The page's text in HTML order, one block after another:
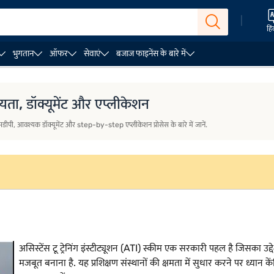
भुगतान ऑफर सेवाएं बजाज फाइनेंस के बारे में
डॉक्यूमेंट और एप्लीकेशन
आवश्यक डॉक्यूमेंट और step-by-step एप्लीकेशन प्रोसेस के बारे में जानें.
असिस्टेंस टू ट्रेनिंग इंस्टीट्यूशन (ATI) स्कीम एक सरकारी पहल है जिसका
मजबूत बनाना है. यह प्रशिक्षण संस्थानों की क्षमता में सुधार करने पर